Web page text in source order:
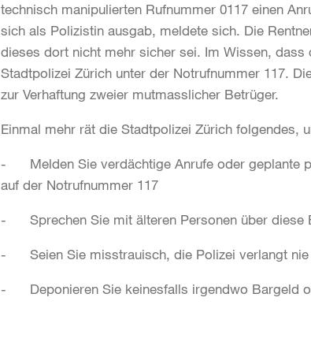
technisch manipulierten Rufnummer 0117 einen
sich als Polizistin ausgab, meldete sich. Die
dieses dort nicht mehr sicher sei. Im Wissen,
Stadtpolizei Zürich unter der Notrufnummer 117.
zur Verhaftung zweier mutmasslicher Betrüger.
Einmal mehr rät die Stadtpolizei Zürich folgendes,
- Melden Sie verdächtige Anrufe oder geplante
auf der Notrufnummer 117
- Sprechen Sie mit älteren Personen über diese
- Seien Sie misstrauisch, die Polizei verlangt nie
- Deponieren Sie keinesfalls irgendwo Bargeld